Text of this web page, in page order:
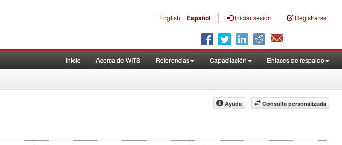
English Español | Iniciar sesión Registrarse
Inicio Acerca de WITS Referencias Capacitación Enlaces de respaldo
Consulta personalizada
Ayuda